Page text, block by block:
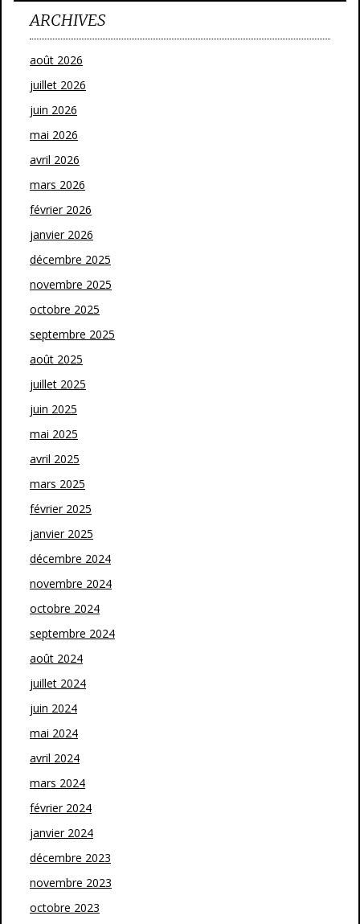
ARCHIVES
août 2026
juillet 2026
juin 2026
mai 2026
avril 2026
mars 2026
février 2026
janvier 2026
décembre 2025
novembre 2025
octobre 2025
septembre 2025
août 2025
juillet 2025
juin 2025
mai 2025
avril 2025
mars 2025
février 2025
janvier 2025
décembre 2024
novembre 2024
octobre 2024
septembre 2024
août 2024
juillet 2024
juin 2024
mai 2024
avril 2024
mars 2024
février 2024
janvier 2024
décembre 2023
novembre 2023
octobre 2023